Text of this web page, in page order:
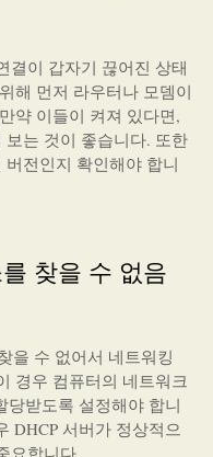
결이 갑자기 끊어진 상태
해 먼저 라우터나 모뎀이
약 이들이 켜져 있다면,
는 것이 좋습니다. 또한
전인지 확인해야 합니
찾을 수 없음
을 수 없어서 네트워킹
경우 컴퓨터의 네트워크
당받도록 설정해야 합니
DHCP 서버가 정상적으
요합니다.